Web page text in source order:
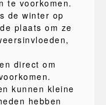
te voorkomen.
de winter op
plaats om ze
direct om
kunnen kleine
hebben